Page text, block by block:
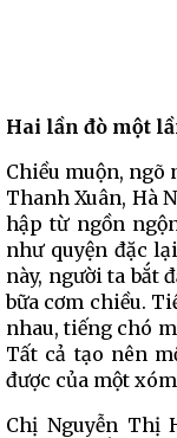
Hai lần đò một
Chiều muộn, ngõ
Thanh Xuân, Hà
hập từ ngồn
như quyện đặc
này, người ta bắt
bữa cơm chiều.
nhau, tiếng chó
Tất cả tạo nên
được của một
Chị Nguyễn Thị